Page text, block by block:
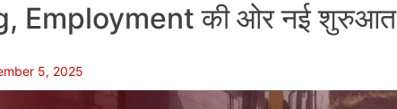
Employment की ओर नई शुरुआत
5, 2025